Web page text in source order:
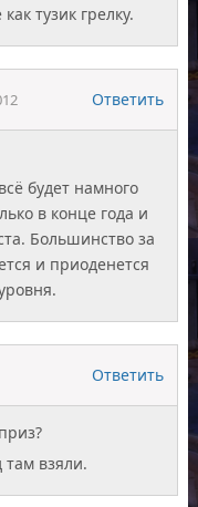
тузик грелку.
Ответить
будет намного
в конце года и
Большинство за
и приоденется
Ответить
взяли.